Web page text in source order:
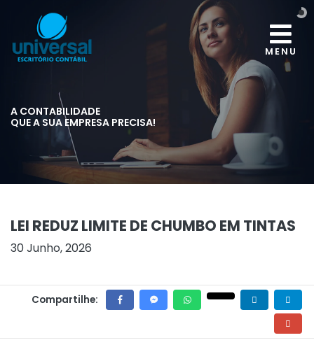
MENU
A CONTABILIDADE
QUE A SUA EMPRESA PRECISA!
LEI REDUZ LIMITE DE CHUMBO EM TINTAS
30 Junho, 2026
Compartilhe: